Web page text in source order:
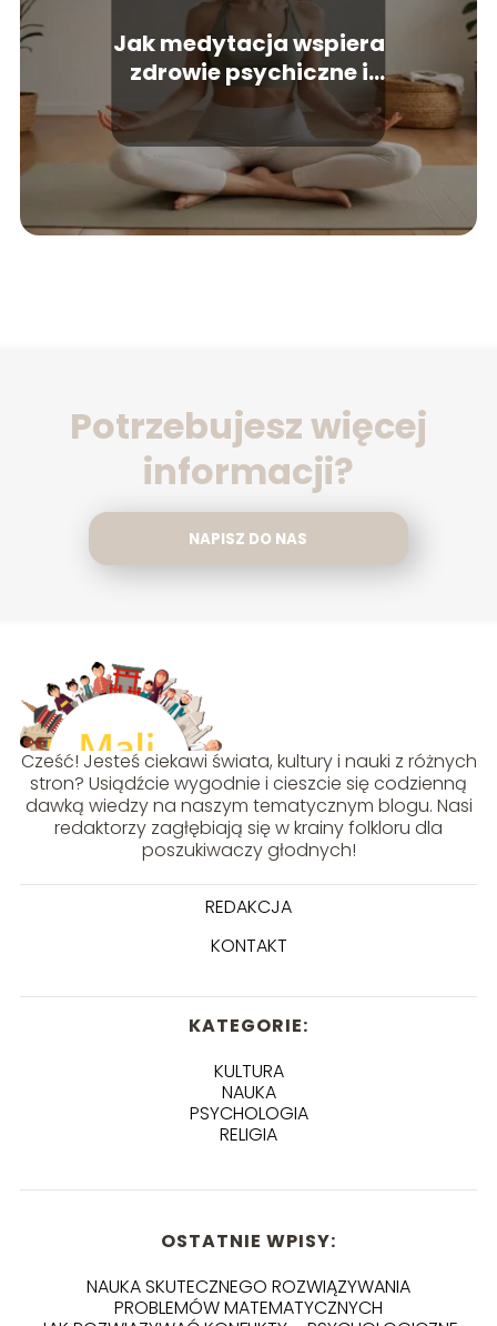
Jak medytacja wspiera
zdrowie psychiczne i
emocjonalne
Potrzebujesz więcej
informacji?
NAPISZ DO NAS
Cześć! Jesteś ciekawi świata, kultury i nauki z różnych
stron? Usiądźcie wygodnie i cieszcie się codzienną
dawką wiedzy na naszym tematycznym blogu. Nasi
redaktorzy zagłębiają się w krainy folkloru dla
poszukiwaczy głodnych!
REDAKCJA
KONTAKT
KATEGORIE:
KULTURA
NAUKA
PSYCHOLOGIA
RELIGIA
OSTATNIE WPISY:
NAUKA SKUTECZNEGO ROZWIĄZYWANIA
PROBLEMÓW MATEMATYCZNYCH